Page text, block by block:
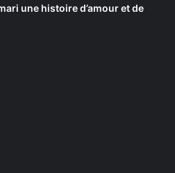
une histoire d’amour et de